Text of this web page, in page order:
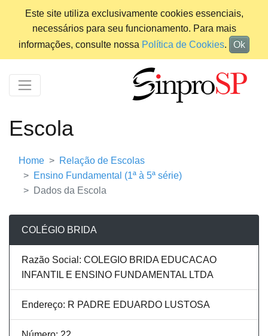
Este site utiliza exclusivamente cookies essenciais,
necessários para seu funcionamento. Para mais
informações, consulte nossa Política de Cookies. Ok
Escola
Home
Relação de Escolas
Ensino Fundamental (1ª à 5ª série)
Dados da Escola
COLÉGIO BRIDA
Razão Social: COLEGIO BRIDA EDUCACAO
INFANTIL E ENSINO FUNDAMENTAL LTDA
Endereço: R PADRE EDUARDO LUSTOSA